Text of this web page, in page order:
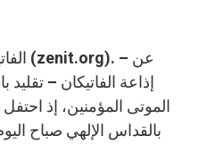
إذاعة الفاتيكان –
الموتى المؤمنين، إذ
بالقداس الإلهي صباح